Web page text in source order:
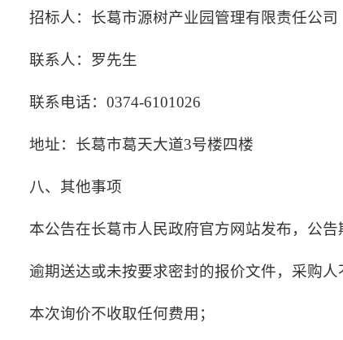
招标人：长葛市源树产业园管理有限责任公司
联系人：罗先生
联系电话：0374-6101026
地址：长葛市葛天大道3号楼四楼
八、其他事项
本公告在长葛市人民政府官方网站发布，公告
逾期送达或未按要求密封的报价文件，采购人
本次询价不收取任何费用；